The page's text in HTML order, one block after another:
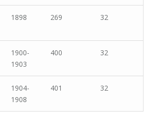
1898 269 32
1900-
1903
400 32
1904-
1908
401 32